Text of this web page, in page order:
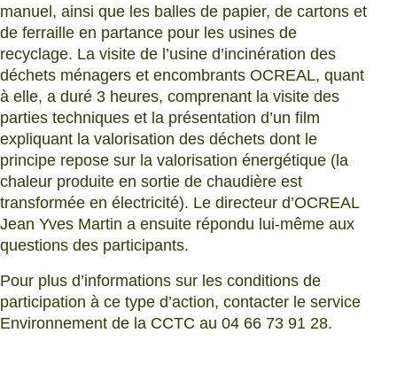
manuel, ainsi que les balles de papier, de cartons et
de ferraille en partance pour les usines de
recyclage. La visite de l’usine d’incinération des
déchets ménagers et encombrants OCREAL, quant
à elle, a duré 3 heures, comprenant la visite des
parties techniques et la présentation d’un film
expliquant la valorisation des déchets dont le
principe repose sur la valorisation énergétique (la
chaleur produite en sortie de chaudière est
transformée en électricité). Le directeur d’OCREAL
Jean Yves Martin a ensuite répondu lui-même aux
questions des participants.
Pour plus d’informations sur les conditions de
participation à ce type d’action, contacter le service
Environnement de la CCTC au 04 66 73 91 28.